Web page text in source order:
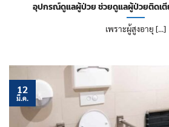
อุปกรณ์ดูแลผู้ป่วย ช่วยดูแลผู้ป่วยติดเตี
เพราะผู้สูงอายุ [...]
12
มี.ค.